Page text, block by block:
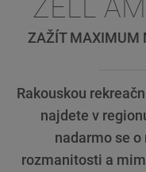
ZELL
ZAŽÍT MAXIMUM
Rakouskou
najdete v
nadarmo se o
rozmanitosti a